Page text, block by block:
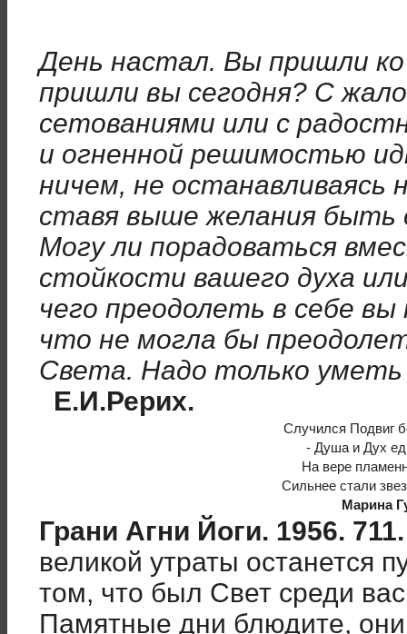
День настал. Вы пришли
пришли вы сегодня? С
сетованиями или с
и огненной решимостью
ничем, не останавливаясь
ставя выше желания быть
Могу ли порадоваться
стойкости вашего духа
чего преодолеть в себе вы
что не могла бы
Света. Надо только
Е.И.Рерих.
Случился Подвиг
- Душа и Дух
На вере
Сильнее стали
Марина
Грани Агни Йоги. 1956.
великой утраты останется
том, что был Свет среди
Памятные дни блюдите,